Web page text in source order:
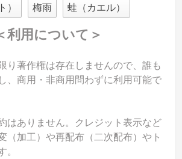
） 梅雨 蛙（カエル）
利用について＞
り著作権は存在しませんので、誰も
、商用・非商用問わずに利用可能で
はありません。クレジット表示など
（加工）や再配布（二次配布）やト